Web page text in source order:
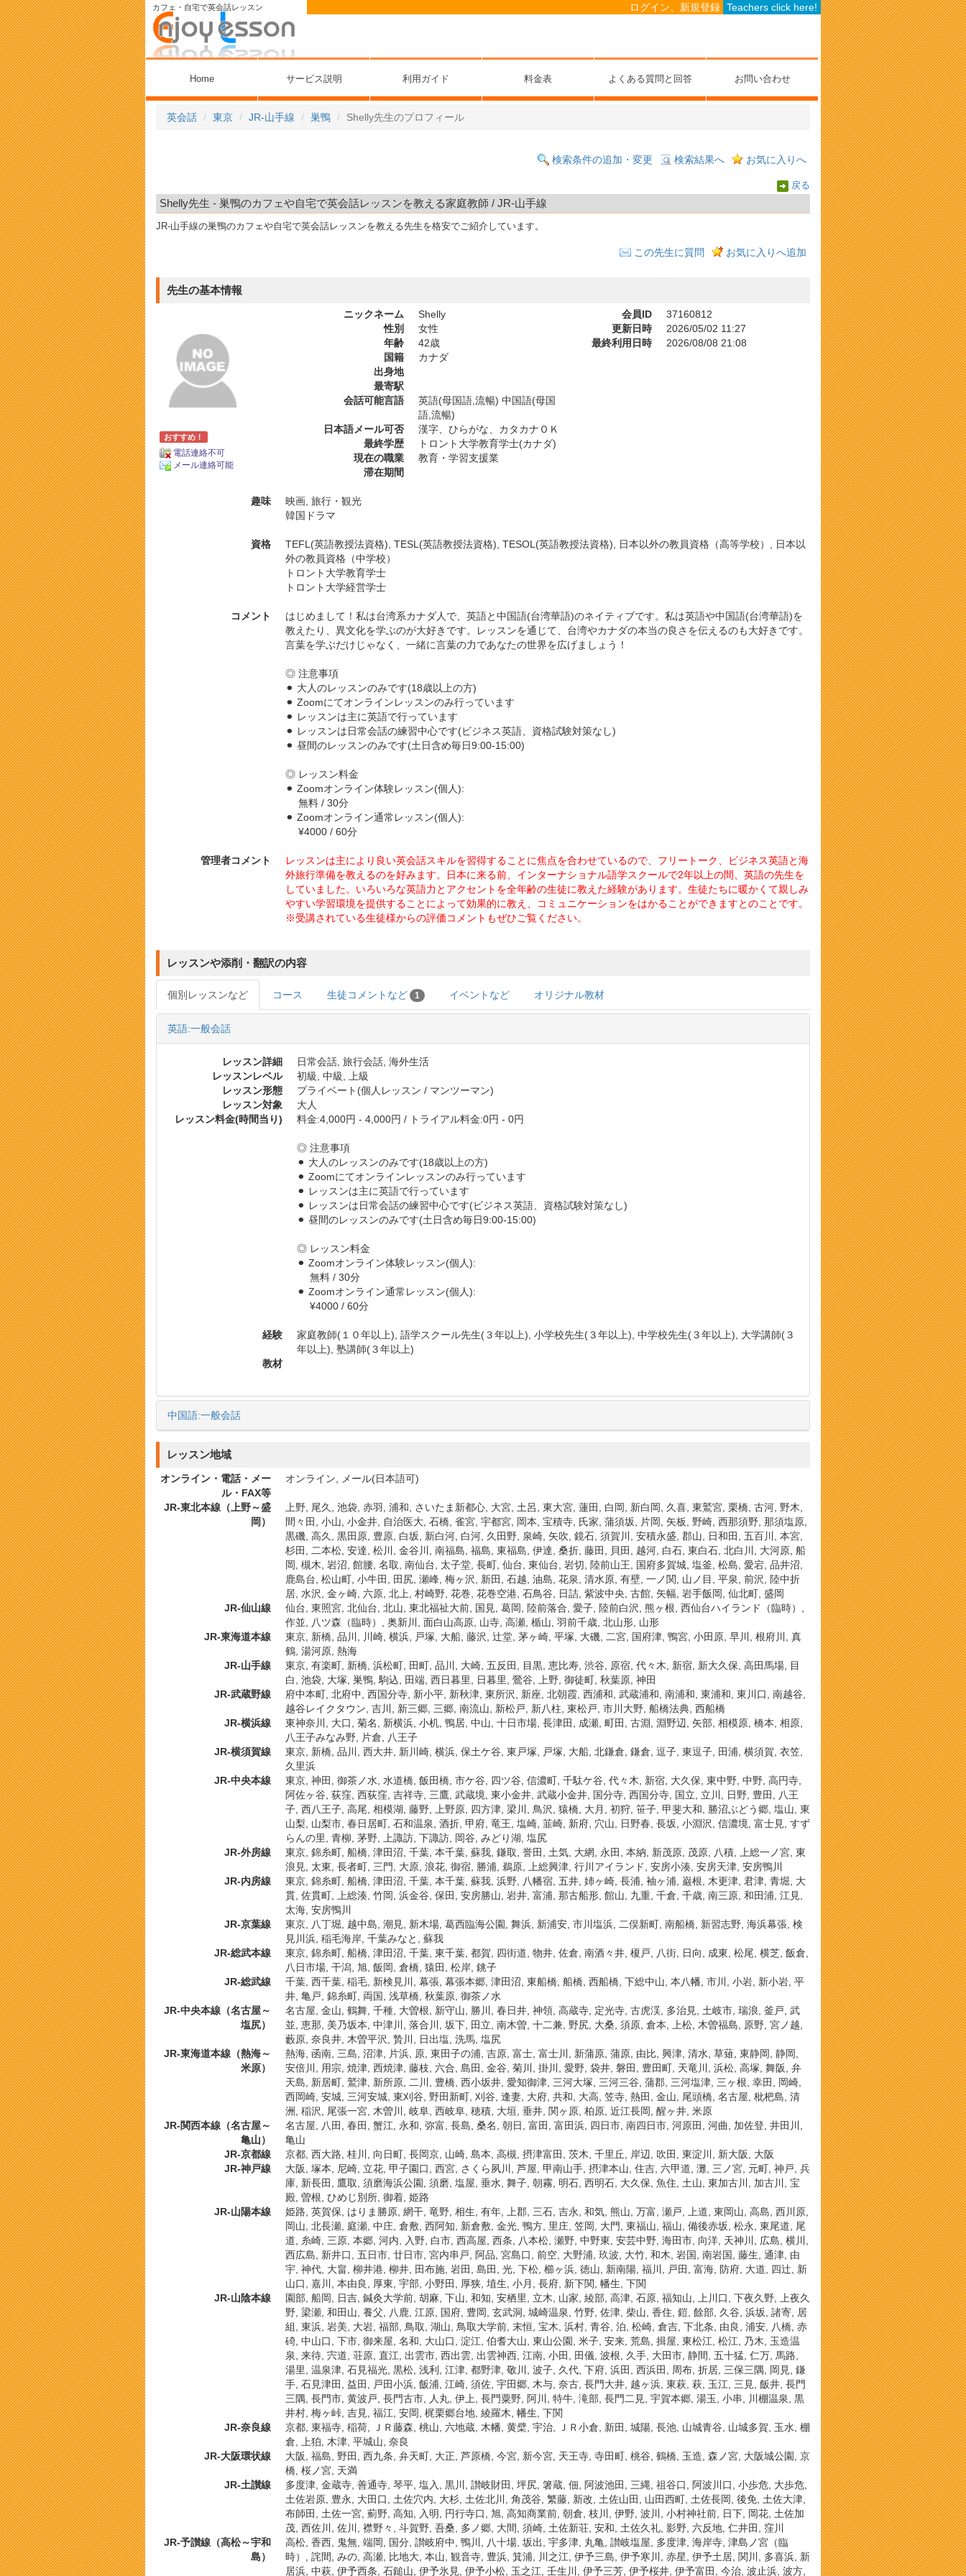
カフェ・自宅で英会話レッスン ログイン、新規登録 Teachers click here!
Home サービス説明 利用ガイド 料金表 よくある質問と回答 お問い合わせ
英会話 東京 JR-山手線 巣鴨 Shelly先生のプロフィール
検索条件の追加・変更 検索結果へ お気に入りへ
戻る
Shelly先生 - 巣鴨のカフェや自宅で英会話レッスンを教える家庭教師 / JR-山手線
JR-山手線の巣鴨のカフェや自宅で英会話レッスンを教える先生を格安でご紹介しています。
この先生に質問 お気に入りへ追加
先生の基本情報
おすすめ！
電話連絡不可
メール連絡可能
ニックネーム
Shelly
性別
女性
年齢
42歳
国籍
カナダ
出身地
最寄駅
会話可能言語
英語(母国語,流暢) 中国語(母国
語,流暢)
日本語メール可否
漢字、ひらがな、カタカナＯＫ
最終学歴
トロント大学教育学士(カナダ)
現在の職業
教育・学習支援業
滞在期間
会員ID
37160812
更新日時
2026/05/02 11:27
最終利用日時
2026/08/08 21:08
趣味
映画, 旅行・観光
韓国ドラマ
資格
TEFL(英語教授法資格), TESL(英語教授法資格), TESOL(英語教授法資格), 日本以外の教員資格（高等学校）, 日本以
外の教員資格（中学校）
トロント大学教育学士
トロント大学経営学士
コメント
はじめまして！私は台湾系カナダ人で、英語と中国語(台湾華語)のネイティブです。私は英語や中国語(台湾華語)を
教えたり、異文化を学ぶのが大好きです。レッスンを通じて、台湾やカナダの本当の良さを伝えるのも大好きです。
言葉を学ぶだけじゃなく、一緒に言葉の力であなたの世界を広げましょう！
◎ 注意事項
⚫︎ 大人のレッスンのみです(18歳以上の方)
⚫︎ Zoomにてオンラインレッスンのみ行っています
⚫︎ レッスンは主に英語で行っています
⚫︎ レッスンは日常会話の練習中心です(ビジネス英語、資格試験対策なし)
⚫︎ 昼間のレッスンのみです(土日含め毎日9:00-15:00)
◎ レッスン料金
⚫︎ Zoomオンライン体験レッスン(個人):
無料 / 30分
⚫︎ Zoomオンライン通常レッスン(個人):
¥4000 / 60分
管理者コメント
レッスンは主により良い英会話スキルを習得することに焦点を合わせているので、フリートーク、ビジネス英語と海
外旅行準備を教えるのを好みます。日本に来る前、インターナショナル語学スクールで2年以上の間、英語の先生を
していました。いろいろな英語力とアクセントを全年齢の生徒に教えた経験があります。生徒たちに暖かくて親しみ
やすい学習環境を提供することによって効果的に教え、コミュニケーションをはかることができますとのことです。
※受講されている生徒様からの評価コメントもぜひご覧ください。
レッスンや添削・翻訳の内容
個別レッスンなど コース 生徒コメントなど 1 イベントなど オリジナル教材
英語:一般会話
レッスン詳細
日常会話, 旅行会話, 海外生活
レッスンレベル
初級, 中級, 上級
レッスン形態
プライベート(個人レッスン / マンツーマン)
レッスン対象
大人
レッスン料金(時間当り)
料金:4,000円 - 4,000円 / トライアル料金:0円 - 0円
◎ 注意事項
⚫︎ 大人のレッスンのみです(18歳以上の方)
⚫︎ Zoomにてオンラインレッスンのみ行っています
⚫︎ レッスンは主に英語で行っています
⚫︎ レッスンは日常会話の練習中心です(ビジネス英語、資格試験対策なし)
⚫︎ 昼間のレッスンのみです(土日含め毎日9:00-15:00)
◎ レッスン料金
⚫︎ Zoomオンライン体験レッスン(個人):
無料 / 30分
⚫︎ Zoomオンライン通常レッスン(個人):
¥4000 / 60分
経験
家庭教師(１０年以上), 語学スクール先生(３年以上), 小学校先生(３年以上), 中学校先生(３年以上), 大学講師(３
年以上), 塾講師(３年以上)
教材
中国語:一般会話
レッスン地域
オンライン・電話・メー
ル・FAX等
オンライン, メール(日本語可)
JR-東北本線（上野～盛
岡）
上野, 尾久, 池袋, 赤羽, 浦和, さいたま新都心, 大宮, 土呂, 東大宮, 蓮田, 白岡, 新白岡, 久喜, 東鷲宮, 栗橋, 古河, 野木,
間々田, 小山, 小金井, 自治医大, 石橋, 雀宮, 宇都宮, 岡本, 宝積寺, 氏家, 蒲須坂, 片岡, 矢板, 野崎, 西那須野, 那須塩原,
黒磯, 高久, 黒田原, 豊原, 白坂, 新白河, 白河, 久田野, 泉崎, 矢吹, 鏡石, 須賀川, 安積永盛, 郡山, 日和田, 五百川, 本宮,
杉田, 二本松, 安達, 松川, 金谷川, 南福島, 福島, 東福島, 伊達, 桑折, 藤田, 貝田, 越河, 白石, 東白石, 北白川, 大河原, 船
岡, 槻木, 岩沼, 館腰, 名取, 南仙台, 太子堂, 長町, 仙台, 東仙台, 岩切, 陸前山王, 国府多賀城, 塩釜, 松島, 愛宕, 品井沼,
鹿島台, 松山町, 小牛田, 田尻, 瀬峰, 梅ヶ沢, 新田, 石越, 油島, 花泉, 清水原, 有壁, 一ノ関, 山ノ目, 平泉, 前沢, 陸中折
居, 水沢, 金ヶ崎, 六原, 北上, 村崎野, 花巻, 花巻空港, 石鳥谷, 日詰, 紫波中央, 古館, 矢幅, 岩手飯岡, 仙北町, 盛岡
JR-仙山線
仙台, 東照宮, 北仙台, 北山, 東北福祉大前, 国見, 葛岡, 陸前落合, 愛子, 陸前白沢, 熊ヶ根, 西仙台ハイランド（臨時）,
作並, 八ツ森（臨時）, 奥新川, 面白山高原, 山寺, 高瀬, 楯山, 羽前千歳, 北山形, 山形
JR-東海道本線
東京, 新橋, 品川, 川崎, 横浜, 戸塚, 大船, 藤沢, 辻堂, 茅ヶ崎, 平塚, 大磯, 二宮, 国府津, 鴨宮, 小田原, 早川, 根府川, 真
鶴, 湯河原, 熱海
JR-山手線
東京, 有楽町, 新橋, 浜松町, 田町, 品川, 大崎, 五反田, 目黒, 恵比寿, 渋谷, 原宿, 代々木, 新宿, 新大久保, 高田馬場, 目
白, 池袋, 大塚, 巣鴨, 駒込, 田端, 西日暮里, 日暮里, 鶯谷, 上野, 御徒町, 秋葉原, 神田
JR-武蔵野線
府中本町, 北府中, 西国分寺, 新小平, 新秋津, 東所沢, 新座, 北朝霞, 西浦和, 武蔵浦和, 南浦和, 東浦和, 東川口, 南越谷,
越谷レイクタウン, 吉川, 新三郷, 三郷, 南流山, 新松戸, 新八柱, 東松戸, 市川大野, 船橋法典, 西船橋
JR-横浜線
東神奈川, 大口, 菊名, 新横浜, 小机, 鴨居, 中山, 十日市場, 長津田, 成瀬, 町田, 古淵, 淵野辺, 矢部, 相模原, 橋本, 相原,
八王子みなみ野, 片倉, 八王子
JR-横須賀線
東京, 新橋, 品川, 西大井, 新川崎, 横浜, 保土ケ谷, 東戸塚, 戸塚, 大船, 北鎌倉, 鎌倉, 逗子, 東逗子, 田浦, 横須賀, 衣笠,
久里浜
JR-中央本線
東京, 神田, 御茶ノ水, 水道橋, 飯田橋, 市ケ谷, 四ツ谷, 信濃町, 千駄ケ谷, 代々木, 新宿, 大久保, 東中野, 中野, 高円寺,
阿佐ヶ谷, 荻窪, 西荻窪, 吉祥寺, 三鷹, 武蔵境, 東小金井, 武蔵小金井, 国分寺, 西国分寺, 国立, 立川, 日野, 豊田, 八王
子, 西八王子, 高尾, 相模湖, 藤野, 上野原, 四方津, 梁川, 鳥沢, 猿橋, 大月, 初狩, 笹子, 甲斐大和, 勝沼ぶどう郷, 塩山, 東
山梨, 山梨市, 春日居町, 石和温泉, 酒折, 甲府, 竜王, 塩崎, 韮崎, 新府, 穴山, 日野春, 長坂, 小淵沢, 信濃境, 富士見, すず
らんの里, 青柳, 茅野, 上諏訪, 下諏訪, 岡谷, みどり湖, 塩尻
JR-外房線
東京, 錦糸町, 船橋, 津田沼, 千葉, 本千葉, 蘇我, 鎌取, 誉田, 土気, 大網, 永田, 本納, 新茂原, 茂原, 八積, 上総一ノ宮, 東
浪見, 太東, 長者町, 三門, 大原, 浪花, 御宿, 勝浦, 鵜原, 上総興津, 行川アイランド, 安房小湊, 安房天津, 安房鴨川
JR-内房線
東京, 錦糸町, 船橋, 津田沼, 千葉, 本千葉, 蘇我, 浜野, 八幡宿, 五井, 姉ヶ崎, 長浦, 袖ヶ浦, 巌根, 木更津, 君津, 青堀, 大
貫, 佐貫町, 上総湊, 竹岡, 浜金谷, 保田, 安房勝山, 岩井, 富浦, 那古船形, 館山, 九重, 千倉, 千歳, 南三原, 和田浦, 江見,
太海, 安房鴨川
JR-京葉線
東京, 八丁堀, 越中島, 潮見, 新木場, 葛西臨海公園, 舞浜, 新浦安, 市川塩浜, 二俣新町, 南船橋, 新習志野, 海浜幕張, 検
見川浜, 稲毛海岸, 千葉みなと, 蘇我
JR-総武本線
東京, 錦糸町, 船橋, 津田沼, 千葉, 東千葉, 都賀, 四街道, 物井, 佐倉, 南酒々井, 榎戸, 八街, 日向, 成東, 松尾, 横芝, 飯倉,
八日市場, 干潟, 旭, 飯岡, 倉橋, 猿田, 松岸, 銚子
JR-総武線
千葉, 西千葉, 稲毛, 新検見川, 幕張, 幕張本郷, 津田沼, 東船橋, 船橋, 西船橋, 下総中山, 本八幡, 市川, 小岩, 新小岩, 平
井, 亀戸, 錦糸町, 両国, 浅草橋, 秋葉原, 御茶ノ水
JR-中央本線（名古屋～
塩尻）
名古屋, 金山, 鶴舞, 千種, 大曽根, 新守山, 勝川, 春日井, 神領, 高蔵寺, 定光寺, 古虎渓, 多治見, 土岐市, 瑞浪, 釜戸, 武
並, 恵那, 美乃坂本, 中津川, 落合川, 坂下, 田立, 南木曽, 十二兼, 野尻, 大桑, 須原, 倉本, 上松, 木曽福島, 原野, 宮ノ越,
藪原, 奈良井, 木曽平沢, 贄川, 日出塩, 洗馬, 塩尻
JR-東海道本線（熱海～
米原）
熱海, 函南, 三島, 沼津, 片浜, 原, 東田子の浦, 吉原, 富士, 富士川, 新蒲原, 蒲原, 由比, 興津, 清水, 草薙, 東静岡, 静岡,
安倍川, 用宗, 焼津, 西焼津, 藤枝, 六合, 島田, 金谷, 菊川, 掛川, 愛野, 袋井, 磐田, 豊田町, 天竜川, 浜松, 高塚, 舞阪, 弁
天島, 新居町, 鷲津, 新所原, 二川, 豊橋, 西小坂井, 愛知御津, 三河大塚, 三河三谷, 蒲郡, 三河塩津, 三ヶ根, 幸田, 岡崎,
西岡崎, 安城, 三河安城, 東刈谷, 野田新町, 刈谷, 逢妻, 大府, 共和, 大高, 笠寺, 熱田, 金山, 尾頭橋, 名古屋, 枇杷島, 清
洲, 稲沢, 尾張一宮, 木曽川, 岐阜, 西岐阜, 穂積, 大垣, 垂井, 関ヶ原, 柏原, 近江長岡, 醒ヶ井, 米原
JR-関西本線（名古屋～
亀山）
名古屋, 八田, 春田, 蟹江, 永和, 弥富, 長島, 桑名, 朝日, 富田, 富田浜, 四日市, 南四日市, 河原田, 河曲, 加佐登, 井田川,
亀山
JR-京都線
京都, 西大路, 桂川, 向日町, 長岡京, 山崎, 島本, 高槻, 摂津富田, 茨木, 千里丘, 岸辺, 吹田, 東淀川, 新大阪, 大阪
JR-神戸線
大阪, 塚本, 尼崎, 立花, 甲子園口, 西宮, さくら夙川, 芦屋, 甲南山手, 摂津本山, 住吉, 六甲道, 灘, 三ノ宮, 元町, 神戸, 兵
庫, 新長田, 鷹取, 須磨海浜公園, 須磨, 塩屋, 垂水, 舞子, 朝霧, 明石, 西明石, 大久保, 魚住, 土山, 東加古川, 加古川, 宝
殿, 曽根, ひめじ別所, 御着, 姫路
JR-山陽本線
姫路, 英賀保, はりま勝原, 網干, 竜野, 相生, 有年, 上郡, 三石, 吉永, 和気, 熊山, 万富, 瀬戸, 上道, 東岡山, 高島, 西川原,
岡山, 北長瀬, 庭瀬, 中庄, 倉敷, 西阿知, 新倉敷, 金光, 鴨方, 里庄, 笠岡, 大門, 東福山, 福山, 備後赤坂, 松永, 東尾道, 尾
道, 糸崎, 三原, 本郷, 河内, 入野, 白市, 西高屋, 西条, 八本松, 瀬野, 中野東, 安芸中野, 海田市, 向洋, 天神川, 広島, 横川,
西広島, 新井口, 五日市, 廿日市, 宮内串戸, 阿品, 宮島口, 前空, 大野浦, 玖波, 大竹, 和木, 岩国, 南岩国, 藤生, 通津, 由
宇, 神代, 大畠, 柳井港, 柳井, 田布施, 岩田, 島田, 光, 下松, 櫛ヶ浜, 徳山, 新南陽, 福川, 戸田, 富海, 防府, 大道, 四辻, 新
山口, 嘉川, 本由良, 厚東, 宇部, 小野田, 厚狭, 埴生, 小月, 長府, 新下関, 幡生, 下関
JR-山陰本線
園部, 船岡, 日吉, 鍼灸大学前, 胡麻, 下山, 和知, 安栖里, 立木, 山家, 綾部, 高津, 石原, 福知山, 上川口, 下夜久野, 上夜久
野, 梁瀬, 和田山, 養父, 八鹿, 江原, 国府, 豊岡, 玄武洞, 城崎温泉, 竹野, 佐津, 柴山, 香住, 鎧, 餘部, 久谷, 浜坂, 諸寄, 居
組, 東浜, 岩美, 大岩, 福部, 鳥取, 湖山, 鳥取大学前, 末恒, 宝木, 浜村, 青谷, 泊, 松崎, 倉吉, 下北条, 由良, 浦安, 八橋, 赤
碕, 中山口, 下市, 御来屋, 名和, 大山口, 淀江, 伯耆大山, 東山公園, 米子, 安来, 荒島, 揖屋, 東松江, 松江, 乃木, 玉造温
泉, 来待, 宍道, 荘原, 直江, 出雲市, 西出雲, 出雲神西, 江南, 小田, 田儀, 波根, 久手, 大田市, 静間, 五十猛, 仁万, 馬路,
湯里, 温泉津, 石見福光, 黒松, 浅利, 江津, 都野津, 敬川, 波子, 久代, 下府, 浜田, 西浜田, 周布, 折居, 三保三隅, 岡見, 鎌
手, 石見津田, 益田, 戸田小浜, 飯浦, 江崎, 須佐, 宇田郷, 木与, 奈古, 長門大井, 越ヶ浜, 東萩, 萩, 玉江, 三見, 飯井, 長門
三隅, 長門市, 黄波戸, 長門古市, 人丸, 伊上, 長門粟野, 阿川, 特牛, 滝部, 長門二見, 宇賀本郷, 湯玉, 小串, 川棚温泉, 黒
井村, 梅ヶ峠, 吉見, 福江, 安岡, 梶栗郷台地, 綾羅木, 幡生, 下関
JR-奈良線
京都, 東福寺, 稲荷, ＪＲ藤森, 桃山, 六地蔵, 木幡, 黄檗, 宇治, ＪＲ小倉, 新田, 城陽, 長池, 山城青谷, 山城多賀, 玉水, 棚
倉, 上狛, 木津, 平城山, 奈良
JR-大阪環状線
大阪, 福島, 野田, 西九条, 弁天町, 大正, 芦原橋, 今宮, 新今宮, 天王寺, 寺田町, 桃谷, 鶴橋, 玉造, 森ノ宮, 大阪城公園, 京
橋, 桜ノ宮, 天満
JR-土讃線
多度津, 金蔵寺, 善通寺, 琴平, 塩入, 黒川, 讃岐財田, 坪尻, 箸蔵, 佃, 阿波池田, 三縄, 祖谷口, 阿波川口, 小歩危, 大歩危,
土佐岩原, 豊永, 大田口, 土佐穴内, 大杉, 土佐北川, 角茂谷, 繁藤, 新改, 土佐山田, 山田西町, 土佐長岡, 後免, 土佐大津,
布師田, 土佐一宮, 薊野, 高知, 入明, 円行寺口, 旭, 高知商業前, 朝倉, 枝川, 伊野, 波川, 小村神社前, 日下, 岡花, 土佐加
茂, 西佐川, 佐川, 襟野々, 斗賀野, 吾桑, 多ノ郷, 大間, 須崎, 土佐新荘, 安和, 土佐久礼, 影野, 六反地, 仁井田, 窪川
JR-予讃線（高松～宇和
島）
高松, 香西, 鬼無, 端岡, 国分, 讃岐府中, 鴨川, 八十場, 坂出, 宇多津, 丸亀, 讃岐塩屋, 多度津, 海岸寺, 津島ノ宮（臨
時）, 詫間, みの, 高瀬, 比地大, 本山, 観音寺, 豊浜, 箕浦, 川之江, 伊予三島, 伊予寒川, 赤星, 伊予土居, 関川, 多喜浜, 新
居浜, 中萩, 伊予西条, 石鎚山, 伊予氷見, 伊予小松, 玉之江, 壬生川, 伊予三芳, 伊予桜井, 伊予富田, 今治, 波止浜, 波方,